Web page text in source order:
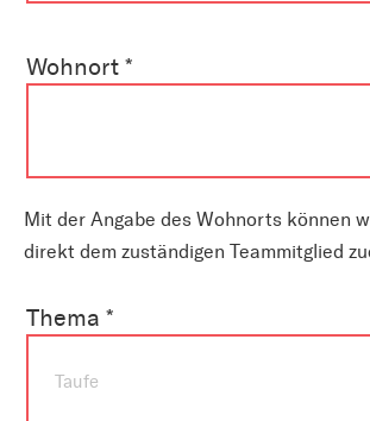
Wohnort *
Mit der Angabe des Wohnorts können
direkt dem zuständigen Teammitglied
Thema *